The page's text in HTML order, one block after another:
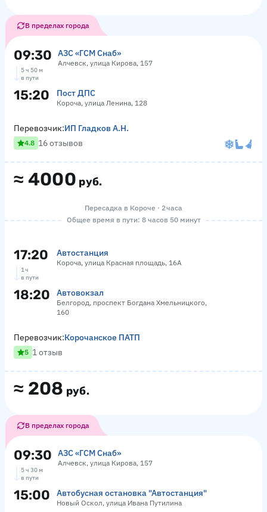
В пределах города
09:30 АЗС «ГСМ Снаб»
Алчевск, улица Кирова, 157
5 ч 50 м
в пути
15:20 Пост ДПС
Короча, улица Ленина, 128
≈ 4000 руб.
Перевозчик:ИП Гладков А.Н.
4.8 16 отзывов
Пересадка в Короче · 2 часа
Общее время в пути: 8 часов 50 минут
17:20 Автостанция
Короча, улица Красная площадь, 16А
1 ч
в пути
18:20 Автовокзал
Белгород, проспект Богдана Хмельницкого,
160
≈ 208 руб.
Перевозчик:Корочанское ПАТП
5 1 отзыв
В пределах города
09:30 АЗС «ГСМ Снаб»
Алчевск, улица Кирова, 157
5 ч 30 м
в пути
15:00 Автобусная остановка "Автостанция"
Новый Оскол, улица Ивана Путилина